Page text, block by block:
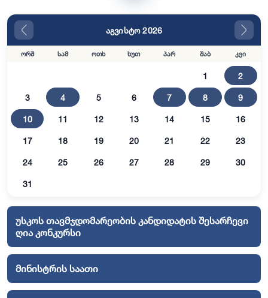
აგვისტო 2026
ორშ სამ ოთხ ხუთ პარ შაბ კვი
1 2
3 4 5 6 7 8 9
10 11 12 13 14 15 16
17 18 19 20 21 22 23
24 25 26 27 28 29 30
31
უსკოს თავმჯდომარეობის კანდიდატის შესარჩევი
ღია კონკურსი
მინისტრის საათი